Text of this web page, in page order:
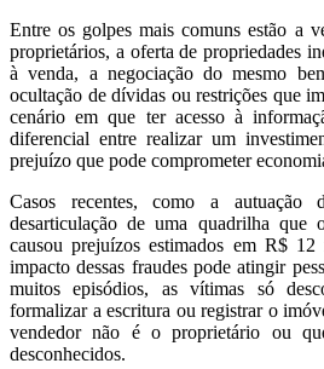
Entre os golpes mais comuns estão a
proprietários, a oferta de propriedades
à venda, a negociação do mesmo
ocultação de dívidas ou restrições que
cenário em que ter acesso à
diferencial entre realizar um
prejuízo que pode comprometer
Casos recentes, como a autuação
desarticulação de uma quadrilha que
causou prejuízos estimados em R$
impacto dessas fraudes pode atingir
muitos episódios, as vítimas só
formalizar a escritura ou registrar o
vendedor não é o proprietário ou
desconhecidos.